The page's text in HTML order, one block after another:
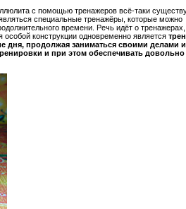
с помощью тренажеров всё-таки
специальные тренажёры, которые можно
времени. Речь идёт о тренажерах,
особой конструкции одновременно является
дня, продолжая заниматься своими делами
и при этом обеспечивать довольно